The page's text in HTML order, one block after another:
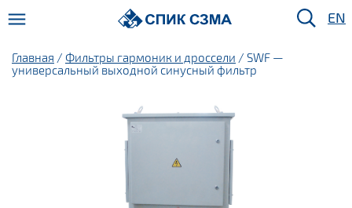
EN
Главная / Фильтры гармоник и дроссели / SWF —
универсальный выходной синусный фильтр